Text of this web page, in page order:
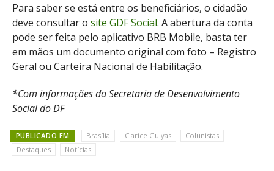
Para saber se está entre os beneficiários, o cidadão
deve consultar o site GDF Social. A abertura da conta
pode ser feita pelo aplicativo BRB Mobile, basta ter
em mãos um documento original com foto – Registro
Geral ou Carteira Nacional de Habilitação.
*Com informações da Secretaria de Desenvolvimento
Social do DF
PUBLICADO EM Brasília Clarice Gulyas
Colunistas
Destaques
Notícias